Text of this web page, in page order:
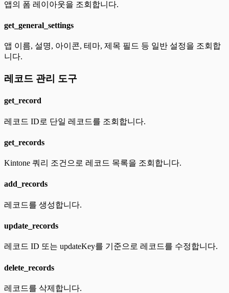
앱의 폼 레이아웃을 조회합니다.
get_general_settings
앱 이름, 설명, 아이콘, 테마, 제목 필드 등 일반 설정을 조회합
니다.
레코드 관리 도구
get_record
레코드 ID로 단일 레코드를 조회합니다.
get_records
Kintone 쿼리 조건으로 레코드 목록을 조회합니다.
add_records
레코드를 생성합니다.
update_records
레코드 ID 또는 updateKey를 기준으로 레코드를 수정합니다.
delete_records
레코드를 삭제합니다.